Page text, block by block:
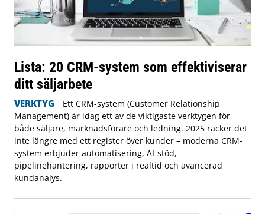
Lista: 20 CRM-system som effektiviserar
ditt säljarbete
VERKTYG
Ett CRM-system (Customer Relationship
Management) är idag ett av de viktigaste verktygen för
både säljare, marknadsförare och ledning. 2025 räcker det
inte längre med ett register över kunder – moderna CRM-
system erbjuder automatisering, AI-stöd,
pipelinehantering, rapporter i realtid och avancerad
kundanalys.